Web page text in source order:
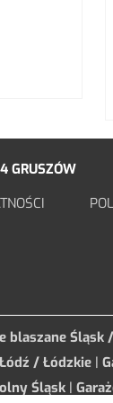
GRUSZÓW
blaszane Śląsk
/ Łódzkie |
Śląsk |